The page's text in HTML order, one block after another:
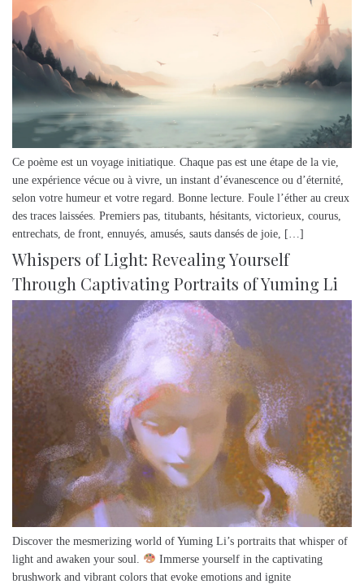
Ce poème est un voyage initiatique. Chaque pas est une étape de la vie,
une expérience vécue ou à vivre, un instant d’évanescence ou d’éternité,
selon votre humeur et votre regard. Bonne lecture. Foule l’éther au creux
des traces laissées. Premiers pas, titubants, hésitants, victorieux, courus,
entrechats, de front, ennuyés, amusés, sauts dansés de joie, […]
Whispers of Light: Revealing Yourself
Through Captivating Portraits of Yuming Li
Discover the mesmerizing world of Yuming Li’s portraits that whisper of
light and awaken your soul.
Immerse yourself in the captivating
brushwork and vibrant colors that evoke emotions and ignite